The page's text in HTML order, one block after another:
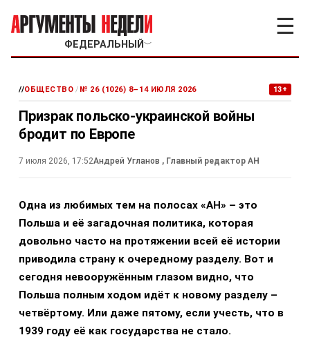
ФЕДЕРАЛЬНЫЙ ﹀
☰
//ОБЩЕСТВО / № 26 (1026) 8–14 ИЮЛЯ 2026 13+
Призрак польско-украинской войны
бродит по Европе
7 июля 2026, 17:52Андрей Угланов , Главный редактор АН
Одна из любимых тем на полосах «АН» – это
Польша и её загадочная политика, которая
довольно часто на протяжении всей её истории
приводила страну к очередному разделу. Вот и
сегодня невооружённым глазом видно, что
Польша полным ходом идёт к новому разделу –
четвёртому. Или даже пятому, если учесть, что в
1939 году её как государства не стало.